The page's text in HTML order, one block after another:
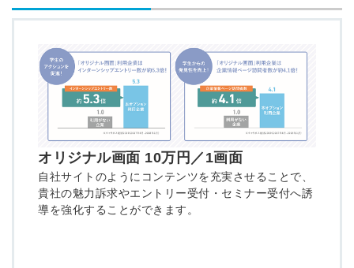
オリジナル画面 10万円／1画面
自社サイトのようにコンテンツを充実させることで、
貴社の魅力訴求やエントリー受付・セミナー受付へ誘
導を強化することができます。